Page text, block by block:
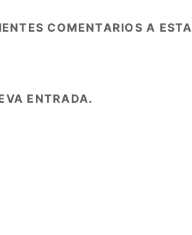
COMENTARIOS A ESTA
ENTRADA.